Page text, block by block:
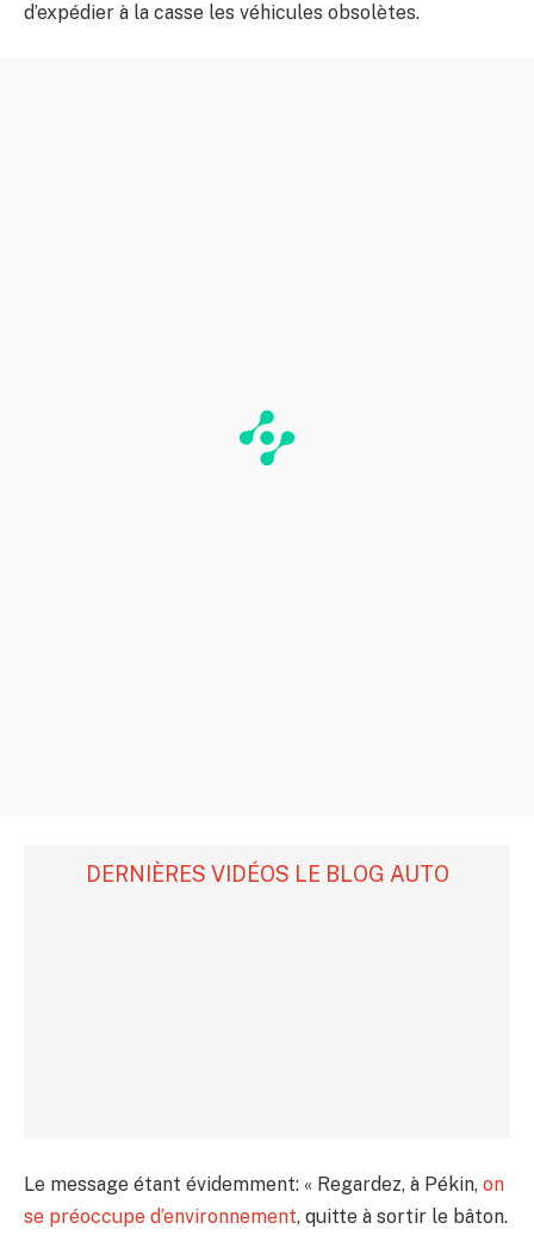
d’expédier à la casse les véhicules obsolètes.
DERNIÈRES VIDÉOS LE BLOG AUTO
Le message étant évidemment: « Regardez, à Pékin, on
se préoccupe d’environnement, quitte à sortir le bâton.